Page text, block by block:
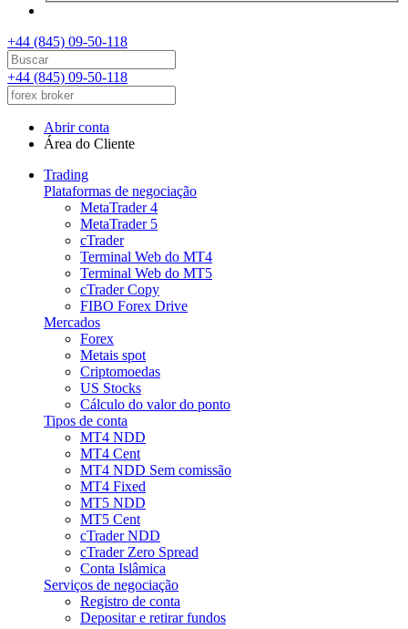
+44 (845) 09-50-118
+44 (845) 09-50-118
Abrir conta
Área do Cliente
Trading
Plataformas de negociação
MetaTrader 4
MetaTrader 5
cTrader
Terminal Web do MT4
Terminal Web do MT5
cTrader Copy
FIBO Forex Drive
Mercados
Forex
Metais spot
Criptomoedas
US Stocks
Cálculo do valor do ponto
Tipos de conta
MT4 NDD
MT4 Cent
MT4 NDD Sem comissão
MT4 Fixed
MT5 NDD
MT5 Cent
cTrader NDD
cTrader Zero Spread
Conta Islâmica
Serviços de negociação
Registro de conta
Depositar e retirar fundos